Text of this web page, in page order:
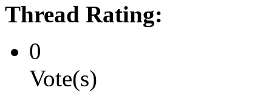
Thread Rating:
0
Vote(s)